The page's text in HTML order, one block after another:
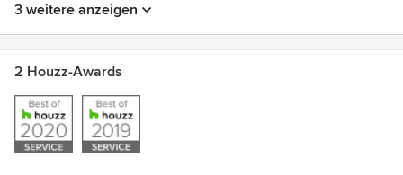
3 weitere anzeigen
2 Houzz-Awards